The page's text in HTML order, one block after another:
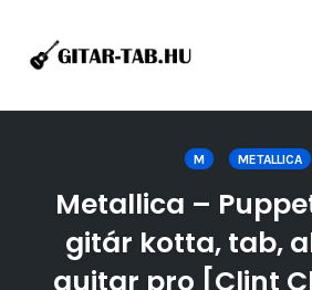
M METALLICA
Metallica –
gitár kotta, tab,
guitar pro [Clint